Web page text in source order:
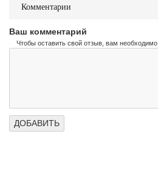
Комментарии
Ваш комментарий
Чтобы оставить свой отзыв, вам необходимо